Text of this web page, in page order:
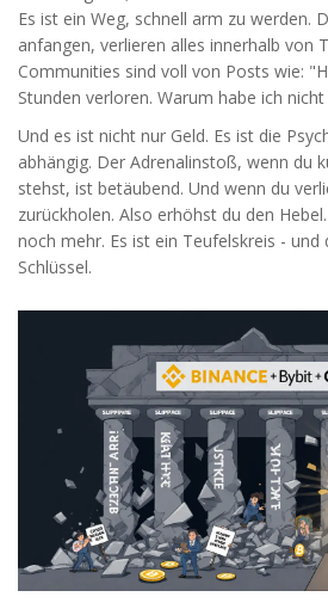
Es ist ein Weg, schnell arm zu werden.
anfangen, verlieren alles innerhalb von
Communities sind voll von Posts wie:
Stunden verloren. Warum habe ich
Und es ist nicht nur Geld. Es ist die
abhängig. Der Adrenalinstoß, wenn du
stehst, ist betäubend. Und wenn du
zurückholen. Also erhöhst du den
noch mehr. Es ist ein Teufelskreis - und
Schlüssel.